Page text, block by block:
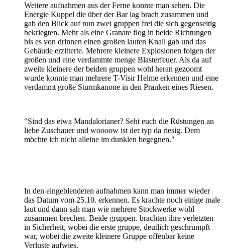
Weitere aufnahmen aus der Ferne konnte man sehen. Die
Energie Kuppel die über der Bar lag brach zusammen und
gab den Blick auf nun zwei gruppen frei die sich gegenseitig
bekriegten. Mehr als eine Granate flog in beide Richtungen
bis es von drinnen einen großen lauten Knall gab und das
Gebäude erzitterte. Mehrere kleinere Explosionen folgen der
großen und eine verdammte menge Blasterfeuer. Als da auf
zweite kleinere der beiden gruppen wohl heran gezoomt
wurde konnte man mehrere T-Visir Helme erkennen und eine
verdammt große Sturmkanone in den Pranken eines Riesen.
"Sind das etwa Mandalorianer? Seht euch die Rüstungen an
liebe Zuschauer und woooow ist der typ da riesig. Dem
möchte ich nicht alleine im dunklen begegnen."
In den eingeblendeten aufnahmen kann man immer wieder
das Datum vom 25.10. erkennen. Es krachte noch einige male
laut und dann sah man wie mehrere Stockwerke wohl
zusammen brechen. Beide gruppen. brachten ihre verletzten
in Sicherheit, wobei die erste gruppe, deutlich geschrumpft
war, wobei die zweite kleinere Gruppe offenbar keine
Verluste aufwies.